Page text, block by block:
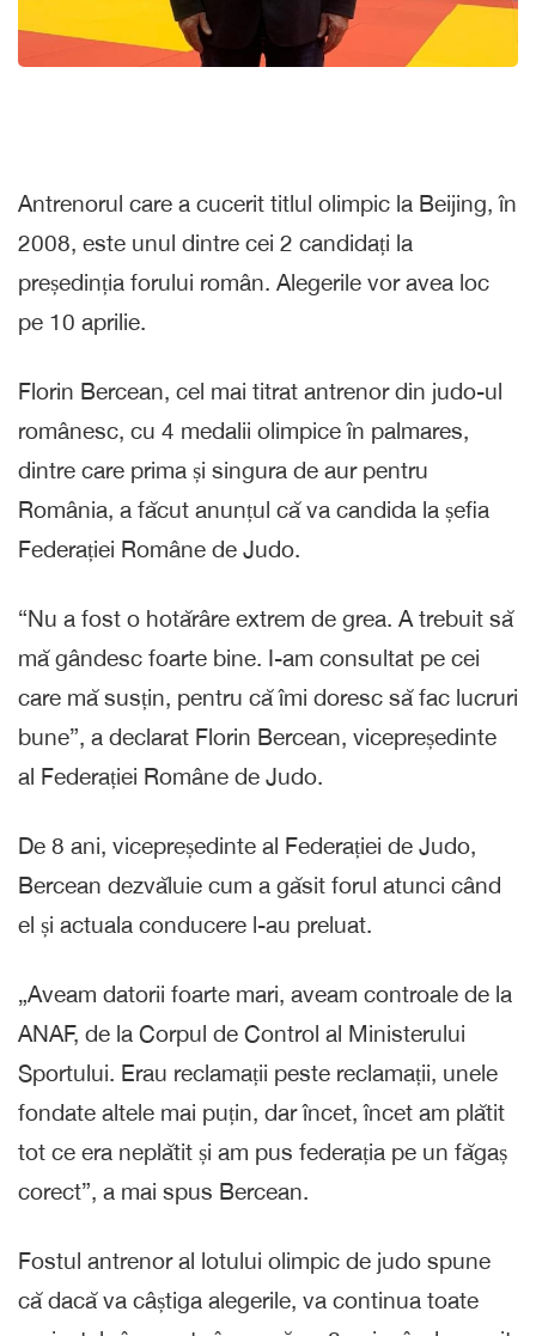
Antrenorul care a cucerit titlul olimpic la Beijing, în
2008, este unul dintre cei 2 candidați la
președinția forului român. Alegerile vor avea loc
pe 10 aprilie.
Florin Bercean, cel mai titrat antrenor din judo-ul
românesc, cu 4 medalii olimpice în palmares,
dintre care prima și singura de aur pentru
România, a făcut anunțul că va candida la șefia
Federației Române de Judo.
“Nu a fost o hotărâre extrem de grea. A trebuit să
mă gândesc foarte bine. I-am consultat pe cei
care mă susțin, pentru că îmi doresc să fac lucruri
bune”, a declarat Florin Bercean, vicepreședinte
al Federației Române de Judo.
De 8 ani, vicepreședinte al Federației de Judo,
Bercean dezvăluie cum a găsit forul atunci când
el și actuala conducere l-au preluat.
„Aveam datorii foarte mari, aveam controale de la
ANAF, de la Corpul de Control al Ministerului
Sportului. Erau reclamații peste reclamații, unele
fondate altele mai puțin, dar încet, încet am plătit
tot ce era neplătit și am pus federația pe un făgaș
corect”, a mai spus Bercean.
Fostul antrenor al lotului olimpic de judo spune
că dacă va câștiga alegerile, va continua toate